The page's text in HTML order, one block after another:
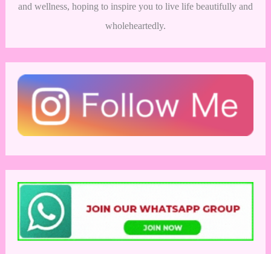
and wellness, hoping to inspire you to live life beautifully and
wholeheartedly.